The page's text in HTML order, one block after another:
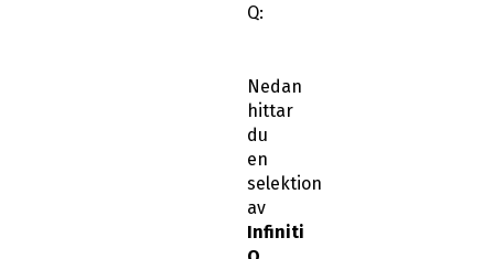
Q:
Nedan
hittar
du
en
selektion
av
Infiniti